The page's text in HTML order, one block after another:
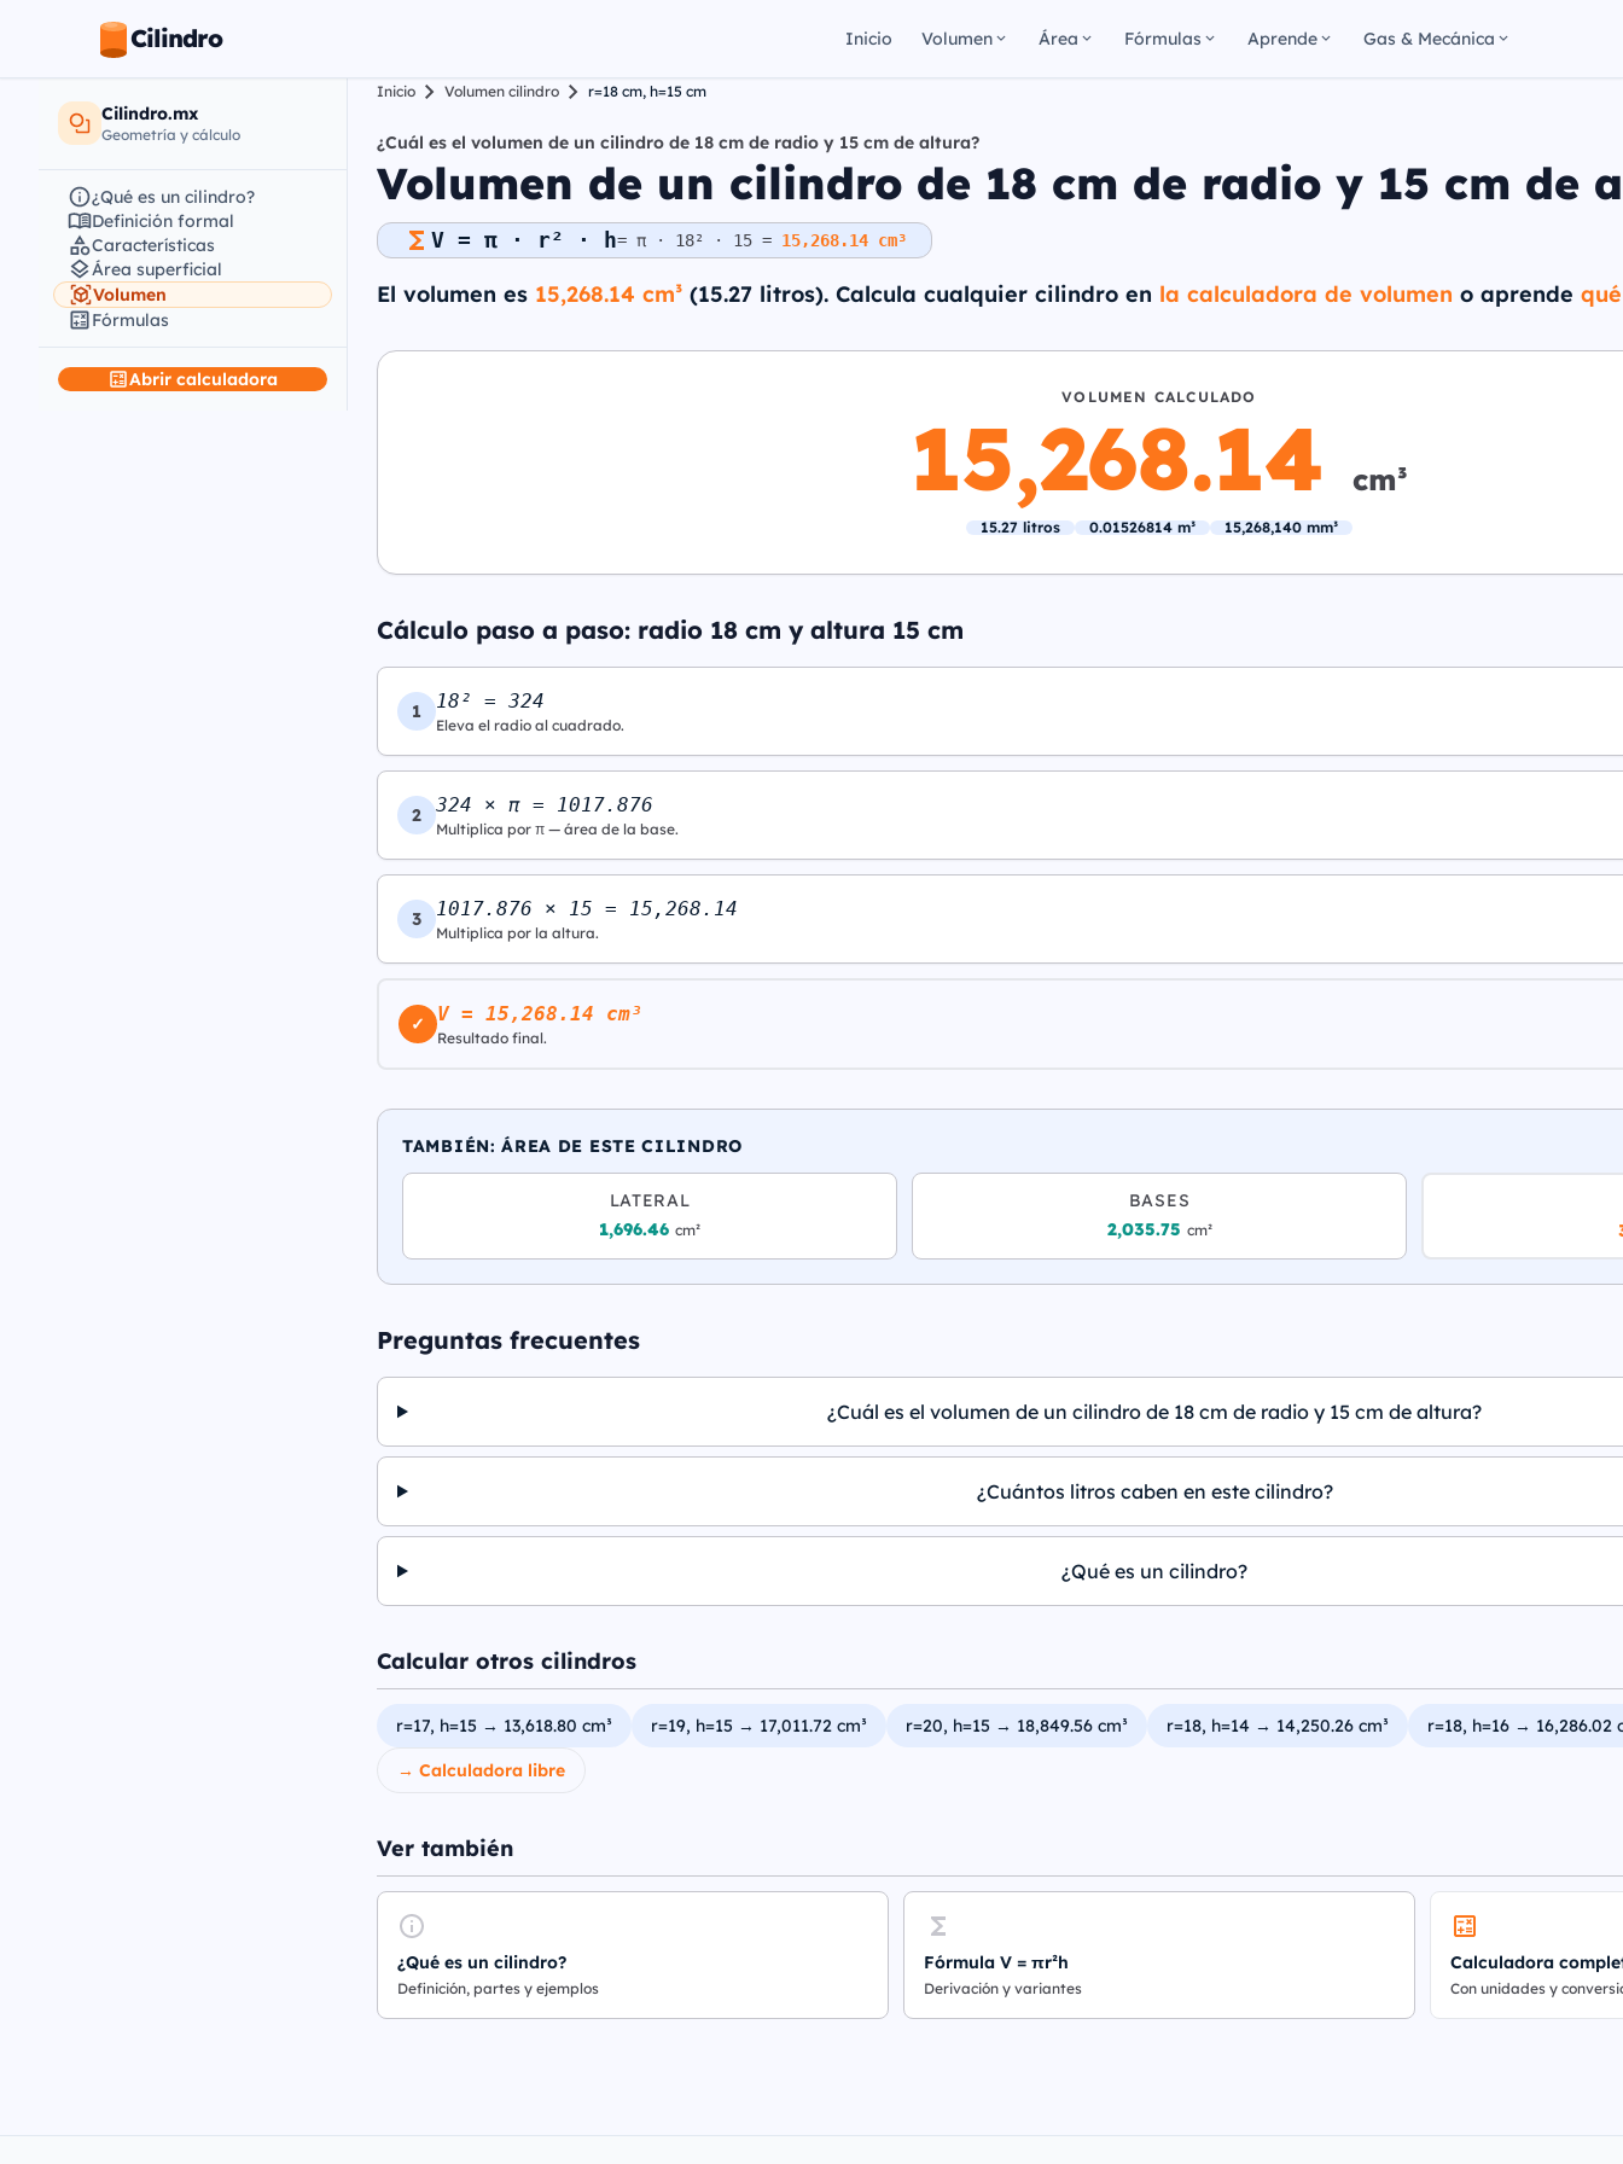
Cilindro Inicio Volumen Área Fórmulas Aprende Gas & Mecánica
Cilindro.mx
Geometría y cálculo
¿Qué es un cilindro?
Definición formal
Características
Área superficial
Volumen
Fórmulas
Abrir calculadora
Inicio Volumen cilindro r=18 cm, h=15 cm
¿Cuál es el volumen de un cilindro de 18 cm de radio y 15 cm de altura?
Volumen de un cilindro de 18 cm de radio y 15 cm de
V = π · r² · h= π · 18² · 15 = 15,268.14 cm³
El volumen es 15,268.14 cm³ (15.27 litros). Calcula cualquier cilindro en la calculadora de volumen o aprende
VOLUMEN CALCULADO
15,268.14 cm³
15.27 litros 0.01526814 m³ 15,268,140 mm³
Cálculo paso a paso: radio 18 cm y altura 15 cm
1 18² = 324
Eleva el radio al cuadrado.
2 324 × π = 1017.876
Multiplica por π — área de la base.
3 1017.876 × 15 = 15,268.14
Multiplica por la altura.
✓ V = 15,268.14 cm³
Resultado final.
TAMBIÉN: ÁREA DE ESTE CILINDRO
LATERAL
1,696.46 cm²
BASES
2,035.75 cm²
Preguntas frecuentes
¿Cuál es el volumen de un cilindro de 18 cm de radio y 15 cm de altura?
¿Cuántos litros caben en este cilindro?
¿Qué es un cilindro?
Calcular otros cilindros
r=17, h=15 → 13,618.80 cm³ r=19, h=15 → 17,011.72 cm³ r=20, h=15 → 18,849.56 cm³ r=18, h=14 → 14,250.26 cm³ r=18, h=16 → 16,286.02
→ Calculadora libre
Ver también
¿Qué es un cilindro?
Definición, partes y ejemplos
Fórmula V = πr²h
Derivación y variantes
Calculadora
Con unidades y